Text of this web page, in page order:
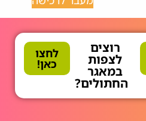
רוצים
לצפות
במאגר
החתולים?
לחצו
כאן!